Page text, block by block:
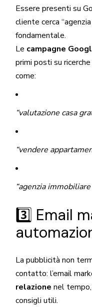
Essere presenti su
cliente cerca
fondamentale.
Le campagne
primi posti su
come:
“valutazione casa
“vendere
“agenzia
3️⃣ Email
La pubblicità non
contatto: l’email
relazione nel
consigli utili.